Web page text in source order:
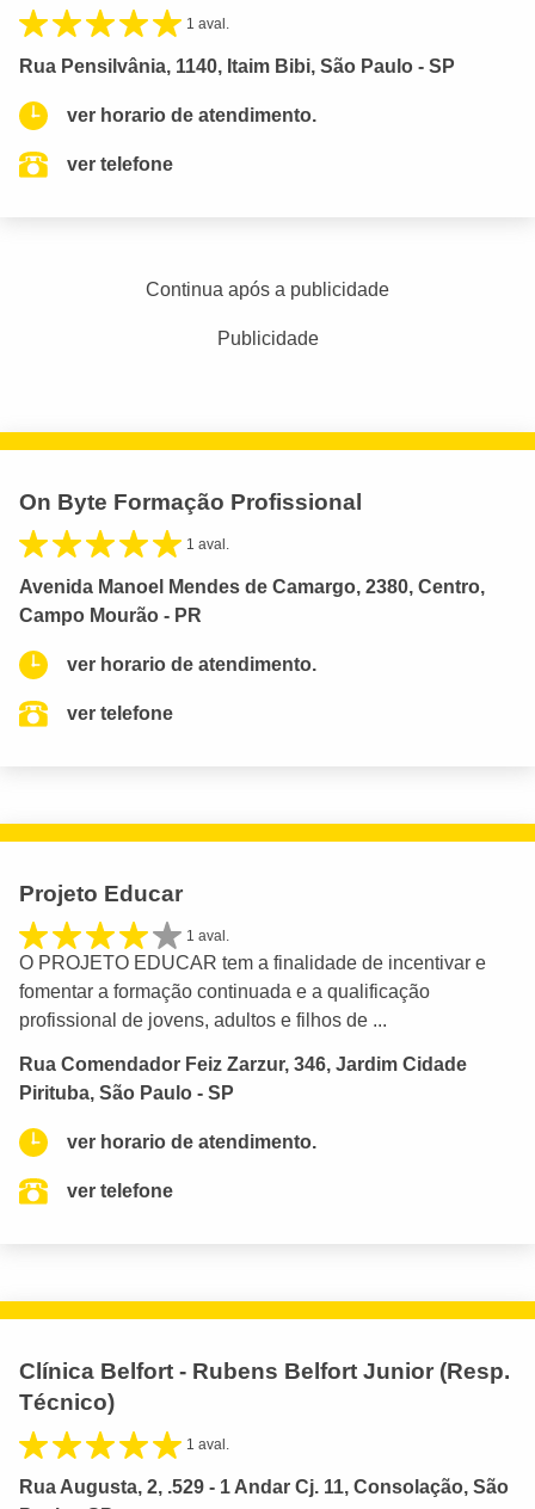
1 aval.
Rua Pensilvânia, 1140, Itaim Bibi, São Paulo - SP
ver horario de atendimento.
ver telefone
Continua após a publicidade
Publicidade
On Byte Formação Profissional
1 aval.
Avenida Manoel Mendes de Camargo, 2380, Centro,
Campo Mourão - PR
ver horario de atendimento.
ver telefone
Projeto Educar
1 aval.
O PROJETO EDUCAR tem a finalidade de incentivar e
fomentar a formação continuada e a qualificação
profissional de jovens, adultos e filhos de ...
Rua Comendador Feiz Zarzur, 346, Jardim Cidade
Pirituba, São Paulo - SP
ver horario de atendimento.
ver telefone
Clínica Belfort - Rubens Belfort Junior (Resp.
Técnico)
1 aval.
Rua Augusta, 2, .529 - 1 Andar Cj. 11, Consolação, São